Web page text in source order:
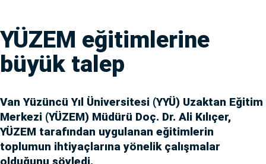
YÜZEM eğitimlerine
büyük talep
Van Yüzüncü Yıl Üniversitesi (YYÜ) Uzaktan Eğitim
Merkezi (YÜZEM) Müdürü Doç. Dr. Ali Kılıçer,
YÜZEM tarafından uygulanan eğitimlerin
toplumun ihtiyaçlarına yönelik çalışmalar